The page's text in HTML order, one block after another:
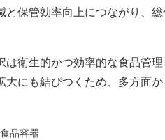
と保管効率向上につながり、
は衛生的かつ効率的な食品管
にも結びつくため、多方面か
食品容器